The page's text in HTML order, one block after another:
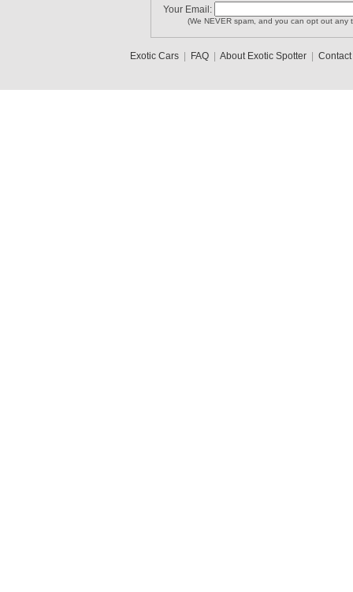
Your Email:
(We NEVER spam, and you can opt out any
Exotic Cars| FAQ| About Exotic Spotter| Contact